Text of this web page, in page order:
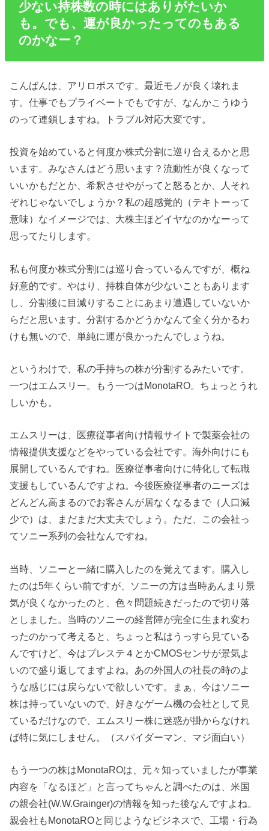
少ない持株数の時にはありがたいか
も。でも、運が良かったってのもある
のかなー？
こんばんは、アリロボスです。最近モノが良く壊れま
す。仕事でもプライベートでもですが、なんかこうゆう
のって連鎖しますね。トラブル対応大変です。
投資を始めていると何度か株式分割に巡り合えるかと思
います。みなさんはどう思います？流動性が良くなって
いいかもだとか、希釈させやがってと怒るとか、人それ
ぞれじゃないでしょうか？私の超感覚的（テキトーって
意味）なイメージでは、大株主ほどイヤなのかなーって
思ってたりします。
私も何度か株式分割には巡り合っているんですが、概ね
好意的です。やはり、持株自体が少ないこともあります
し、分割後に目減りすることにあまり遭遇していないか
らだと思います。分割するかどうかなんて全く分かるわ
けも無いので、単純に運が良かったんでしょうね。
というわけで、私の手持ちの株が分割するみたいです。
一つはエムスリー。もう一つはMonotaRO。ちょっとうれ
しいかも。
エムスリーは、医療従事者向け情報サイトで製薬会社の
情報提供支援などをやっている会社です。海外向けにも
展開しているんですね。医療従事者向けに特化して転職
支援もしているんですよね。今後医療従事者のニーズは
どんどん高まるのでお客さんが居なくなるまで（人口減
少で）は、まだまだ大丈夫でしょう。ただ、この会社っ
てソニー系列の会社なんですね。
当時、ソニーと一緒に購入したのを覚えてます。購入し
たのは5年くらい前ですが、ソニーの方は当時あんまり景
気が良くなかったのと、色々問題続きだったので切り落
としました。当時のソニーの経営陣が完全に生まれ変わ
ったのかって考えると、ちょっと私はうっすら見ている
んですけど、今はプレステ４とかCMOSセンサが景気よ
いので盛り返してますよね。あの外国人の社長の時のよ
うな感じには戻らないで欲しいです。まぁ、今はソニー
株は持っていないので、好きなゲーム機の会社として見
ているだけなので、エムスリー株に迷惑が掛からなけれ
ば特に気にしません。（スパイダーマン、マジ面白い）
もう一つの株はMonotaROは、元々知っていましたが事業
内容を「なるほど」と言ってちゃんと調べたのは、米国
の親会社(W.W.Grainger)の情報を知った後なんですよね。
親会社もMonotaROと同じようなビジネスで、工場・行為